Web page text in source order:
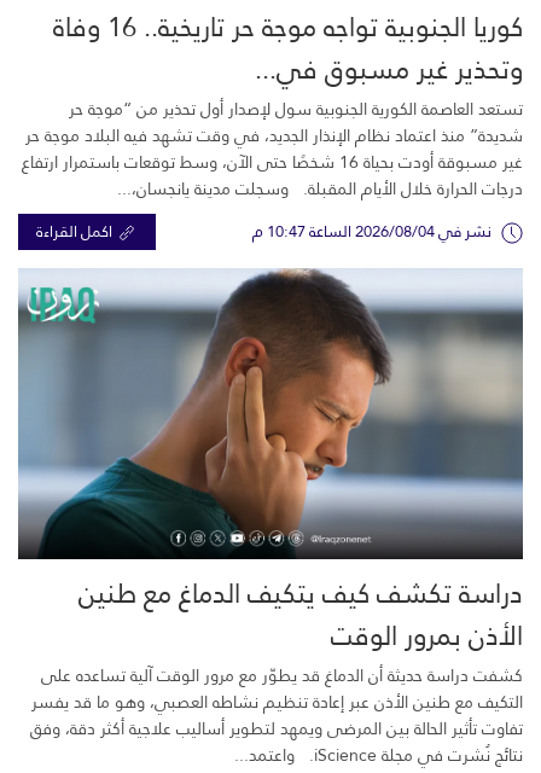
كوريا الجنوبية تواجه موجة حر تاريخية.. 16 وفاة
وتحذير غير مسبوق في...
تستعد العاصمة الكورية الجنوبية سول لإصدار أول تحذير من “موجة حر
شديدة” منذ اعتماد نظام الإنذار الجديد، في وقت تشهد فيه البلاد موجة حر
غير مسبوقة أودت بحياة 16 شخصًا حتى الآن، وسط توقعات باستمرار ارتفاع
درجات الحرارة خلال الأيام المقبلة. وسجلت مدينة يانجسان،...
نشر في 2026/08/04 الساعة 10:47 م اكمل القراءة
دراسة تكشف كيف يتكيف الدماغ مع طنين
الأذن بمرور الوقت
كشفت دراسة حديثة أن الدماغ قد يطوّر مع مرور الوقت آلية تساعده على
التكيف مع طنين الأذن عبر إعادة تنظيم نشاطه العصبي، وهو ما قد يفسر
تفاوت تأثير الحالة بين المرضى ويمهد لتطوير أساليب علاجية أكثر دقة، وفق
نتائج نُشرت في مجلة iScience. واعتمد...